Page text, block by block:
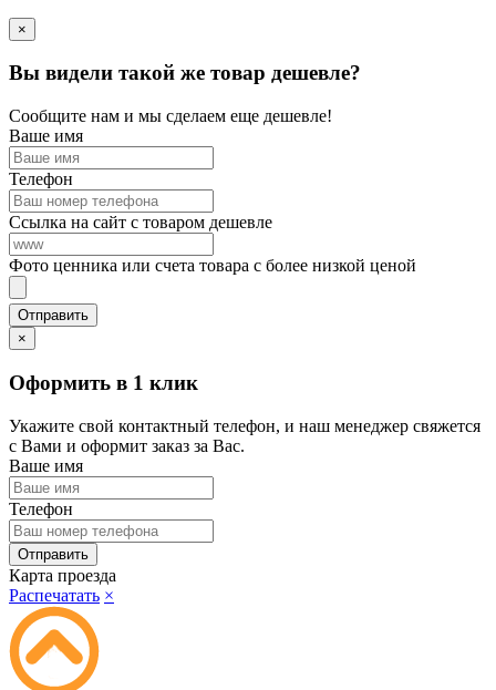
×
Вы видели такой же товар дешевле?
Сообщите нам и мы сделаем еще дешевле!
Ваше имя
Телефон
Ссылка на сайт с товаром дешевле
Фото ценника или счета товара с более низкой ценой
×
Оформить в 1 клик
Укажите свой контактный телефон, и наш менеджер свяжется
с Вами и оформит заказ за Вас.
Ваше имя
Телефон
Карта проезда
Распечатать ×